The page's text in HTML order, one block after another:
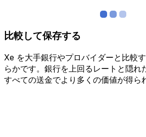
比較して保存する
Xe を大手銀行やプロバイダーと比較
らかです。銀行を上回るレートと隠れ
すべての送金でより多くの価値が得ら